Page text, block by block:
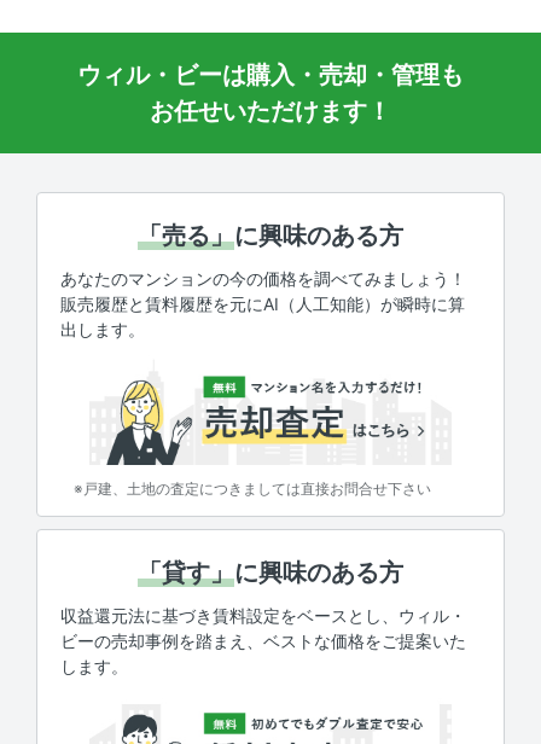
ウィル・ビーは購入・売却・管理も
お任せいただけます！
「売る」に興味のある方
あなたのマンションの今の価格を調べてみましょう！
販売履歴と賃料履歴を元にAI（人工知能）が瞬時に算
出します。
※戸建、土地の査定につきましては直接お問合せ下さい
「貸す」に興味のある方
収益還元法に基づき賃料設定をベースとし、ウィル・
ビーの売却事例を踏まえ、ベストな価格をご提案いた
します。